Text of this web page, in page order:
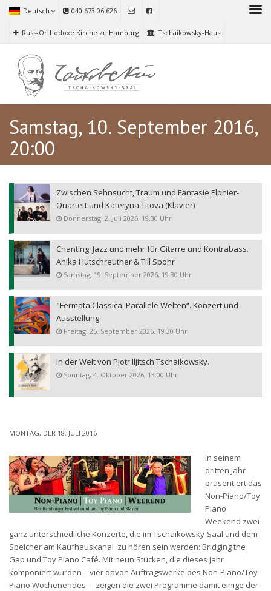
Deutsch 040 673 06 626
Russ-Orthodoxe Kirche zu Hamburg Tschaikowsky-Haus
Samstag, 10. September 2016,
20:00
Zwischen Sehnsucht, Traum und Fantasie Elphier-
Quartett und Kateryna Titova (Klavier)
Donnerstag, 2. Juli 2026, 19.30 Uhr
Chanting. Jazz und mehr für Gitarre und Kontrabass.
Anika Hutschreuther & Till Spohr
Samstag, 19. September 2026, 19.30 Uhr
"Fermata Classica. Parallele Welten“. Konzert und
Ausstellung
Freitag, 25. September 2026, 19.30 Uhr
In der Welt von Pjotr Iljitsch Tschaikowsky.
Sonntag, 4. Oktober 2026, 13:00 Uhr
MONTAG, DER 18. JULI 2016
In seinem
dritten Jahr
präsentiert das
Non-Piano/Toy
Piano
Weekend zwei
ganz unterschiedliche Konzerte, die im Tschaikowsky-Saal und dem
Speicher am Kaufhauskanal zu hören sein werden: Bridging the
Gap und Toy Piano Café. Mit neun Stücken, die dieses Jahr
komponiert wurden – vier davon Auftragswerke des Non-Piano/Toy
Piano Wochenendes – zeigen die zwei Programme damit einige der